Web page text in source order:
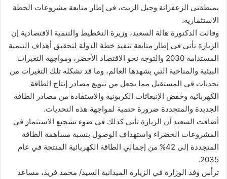
بمنطقتى الزعفرانة وجبل الزيت، في إطار متابعة مشروعات الخطة
الاستثمارية.
وقالت الدكتورة هالة السعيد، وزيرة التخطيط والتنمية الاقتصادية إن
الزيارة تأتي في إطار متابعة تنفيذ خطة الدولة لتحقيق أهداف التنمية
المستدامة 2030 والتوجه نحو الاقتصاد الأخضر، ومواجهة التغيرات
البيئية والمناخية التي يشهدها العالم، وما قد تشكله تلك التغيرات من
تحديات في المستقبل مما يجعل من تنويع مصادر إنتاج الطاقة
الكهربائية وخفض الإنبعاثات الكربونية والاستفادة من مصادر الطاقة
الجديدة والمتجددة ضرورة حتمية لمواجهة هذه التحديات.
أضافت السعيد أن الزيارة تأتي كذلك في ضوء تشجيع الاستثمار في
المشروعات الخضراء واستهداف الوصول بنسبة مساهمة الطاقة
المتجددة إلى 42% من إجمالي الطاقة الكهربائية المنتجة في عام
2035.
ترأس وفد الوزارة في الزيارة الميدانية السيد/ محمد فريد، مساعد